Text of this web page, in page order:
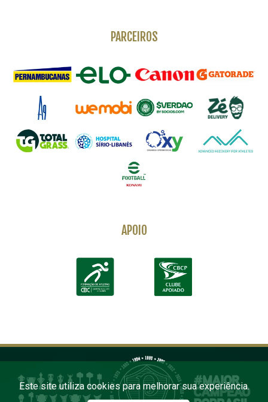
PARCEIROS
APOIO
Este site utiliza cookies para melhorar sua experiência.